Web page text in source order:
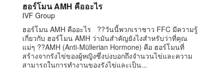
ฮอร์โมน AMH คืออะไร
IVF Group
ฮอร์โมน AMH คืออะไร ??วันนี้พวกเราชาว FFC มีความรู้
เกี่ยวกับ ฮอร์โมน AMH ว่ามันสำคัญยังไงสำหรับว่าที่คุณ
แม่ๆ ??AMH (Anti-Müllerian Hormone) คือ ฮอร์โมนที่
สร้างจากรังไข่ของผู้หญิงซึ่งบ่งบอกถึงจำนวนไข่และความ
สามารถในการทำงานของรังไข่และเป็น...